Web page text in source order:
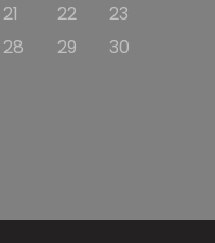
21 22
23
28 29
30